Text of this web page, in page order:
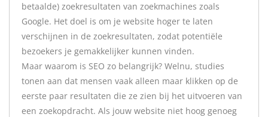
betaalde) zoekresultaten van zoekmachines zoals
Google. Het doel is om je website hoger te laten
verschijnen in de zoekresultaten, zodat potentiële
bezoekers je gemakkelijker kunnen vinden.
Maar waarom is SEO zo belangrijk? Welnu, studies
tonen aan dat mensen vaak alleen maar klikken op de
eerste paar resultaten die ze zien bij het uitvoeren van
een zoekopdracht. Als jouw website niet hoog genoeg